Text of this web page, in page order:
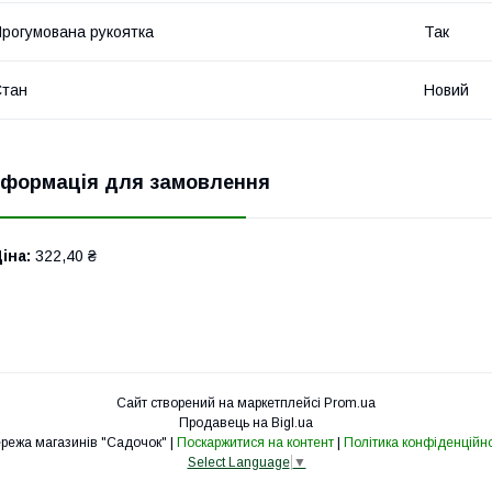
рукоятка Так
Новий
для замовлення
322,40 ₴
Сайт створений на маркетплейсі Prom.ua
Продавець на Bigl.ua
Мережа магазинів "Садочок" | Поскаржитися на контент | Політика
Select Language ▼